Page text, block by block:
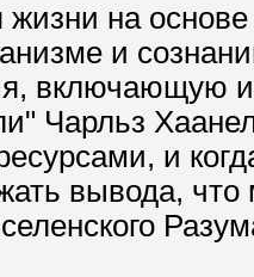
на
и
включающую
Чарльз
и
вывода,